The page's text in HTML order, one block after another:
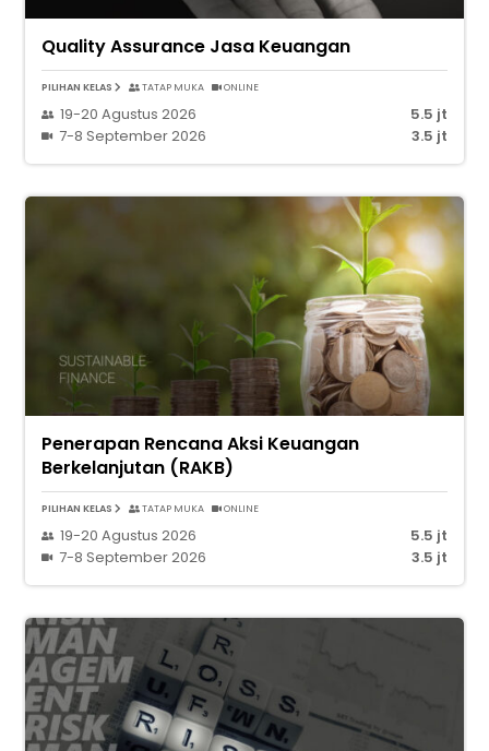
Quality Assurance Jasa Keuangan
PILIHAN KELAS TATAP MUKA ONLINE
19-20 Agustus 2026
5.5 jt
7-8 September 2026
3.5 jt
Penerapan Rencana Aksi Keuangan
Berkelanjutan (RAKB)
PILIHAN KELAS TATAP MUKA ONLINE
19-20 Agustus 2026
5.5 jt
7-8 September 2026
3.5 jt